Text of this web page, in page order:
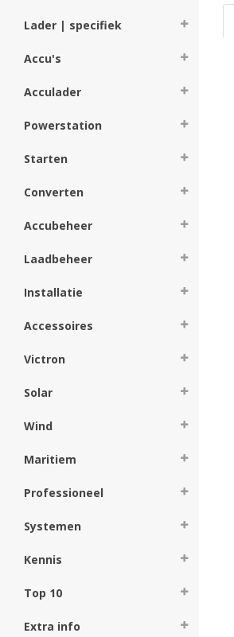
Lader | specifiek
Accu's
Acculader
Powerstation
Starten
Converten
Accubeheer
Laadbeheer
Installatie
Accessoires
Victron
Solar
Wind
Maritiem
Professioneel
Systemen
Kennis
Top 10
Extra info